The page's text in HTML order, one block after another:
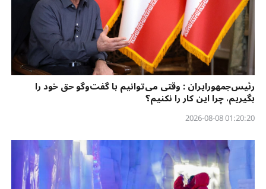
رئیس‌جمهورایران : وقتی می‌توانیم با گفت‌وگو حق خود را
بگیریم، چرا این کار را نکنیم؟
01:20:20 2026-08-08